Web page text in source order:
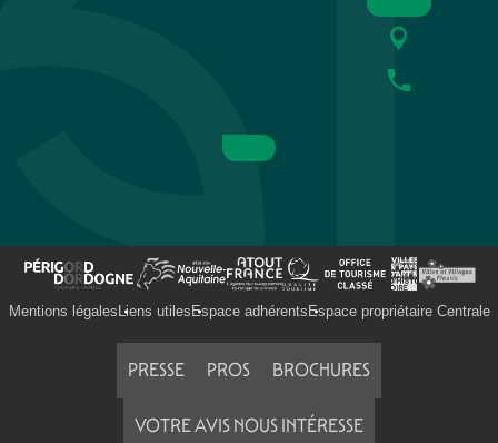
Mentions légales Liens utiles Espace adhérents Espace propriétaire Centrale
PRESSE PROS BROCHURES
VOTRE AVIS NOUS INTÉRESSE